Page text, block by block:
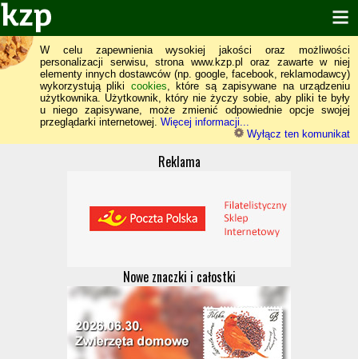
W celu zapewnienia wysokiej jakości oraz możliwości
personalizacji serwisu, strona www.kzp.pl oraz zawarte w niej
elementy innych dostawców (np. google, facebook, reklamodawcy)
wykorzystują pliki cookies, które są zapisywane na urządzeniu
użytkownika. Użytkownik, który nie życzy sobie, aby pliki te były
u niego zapisywane, może zmienić odpowiednie opcje swojej
przeglądarki internetowej. Więcej informacji...
Wyłącz ten komunikat
Reklama
Nowe znaczki i całostki